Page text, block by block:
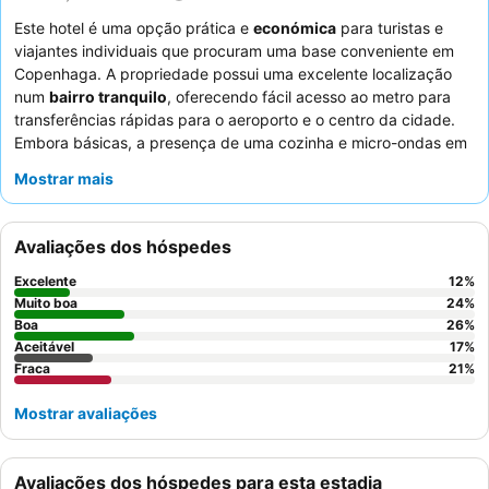
Este hotel é uma opção prática e económica para turistas e
viajantes individuais que procuram uma base conveniente em
Copenhaga. A propriedade possui uma excelente localização
num bairro tranquilo, oferecendo fácil acesso ao metro para
transferências rápidas para o aeroporto e o centro da cidade.
Embora básicas, a presença de uma cozinha e micro-ondas em
hóspedes. Os hóspedes elogiam consistentemente os
desafios de disponibilidade, e apreciam a variedade de bebidas
e as opções acessíveis de bife e carne disponíveis. Para uma
estadia mais tranquila, considere solicitar um quarto virado para
o jardim.
Mostrar mais
Avaliações dos hóspedes para esta estadia
Avaliações dos hóspedes
Excelente 12%
Muito boa
24%
Boa
26%
Aceitável
17%
Fraca
21%
Mostrar avaliações